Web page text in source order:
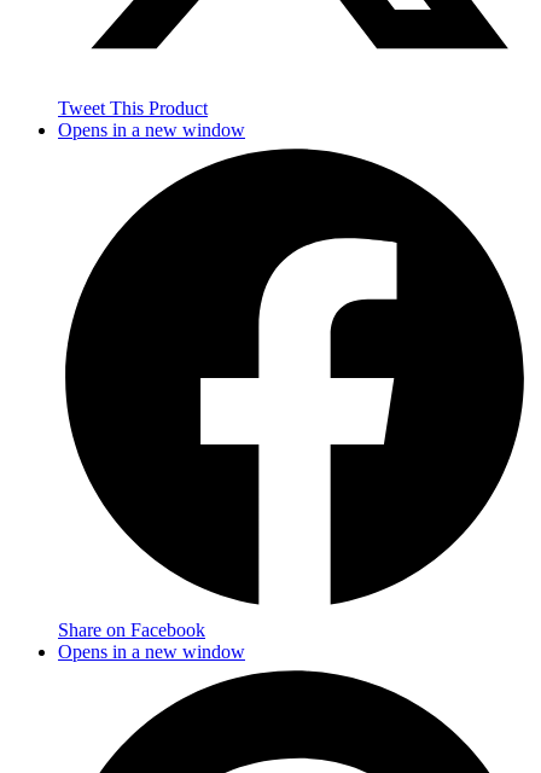
Tweet This Product
Opens in a new window
Share on Facebook
Opens in a new window